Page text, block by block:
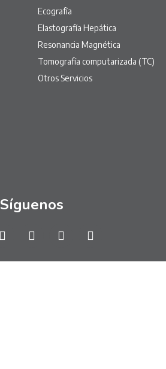
Ecografía
Elastografía Hepática
Resonancia Magnética
Tomografía computarizada (TC)
Otros Servicios
Síguenos